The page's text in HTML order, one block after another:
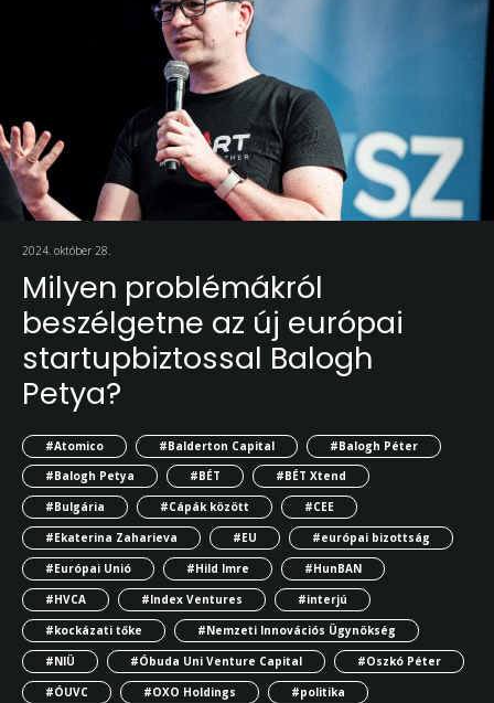
2024. október 28.
Milyen problémákról
beszélgetne az új európai
startupbiztossal Balogh
Petya?
#Atomico #Balderton Capital
#Balogh Péter
#Balogh Petya
#BÉT
#BÉT Xtend
#Bulgária
#Cápák között
#CEE
#Ekaterina Zaharieva
#EU
#európai bizottság
#Európai Unió
#Hild Imre
#HunBAN
#HVCA
#Index Ventures
#interjú
#kockázati tőke
#Nemzeti Innovációs Ügynökség
#NIÜ
#Óbuda Uni Venture Capital
#Oszkó Péter
#ÓUVC
#OXO Holdings
#politika